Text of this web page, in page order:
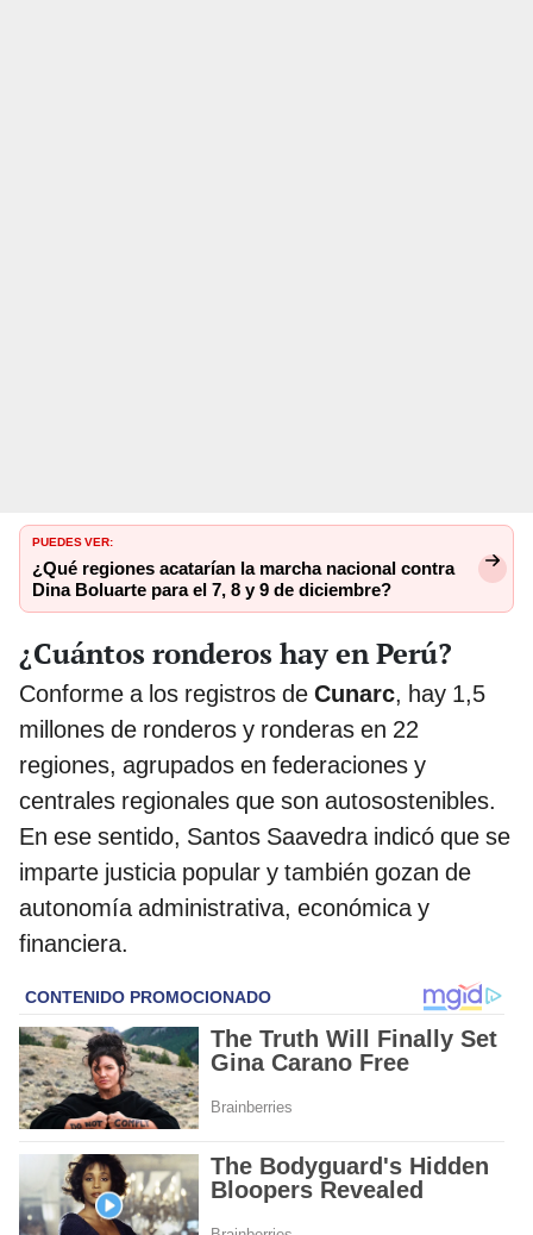
PUEDES VER:
¿Qué regiones acatarían la marcha nacional contra
Dina Boluarte para el 7, 8 y 9 de diciembre?
¿Cuántos ronderos hay en Perú?
Conforme a los registros de Cunarc, hay 1,5
millones de ronderos y ronderas en 22
regiones, agrupados en federaciones y
centrales regionales que son autosostenibles.
En ese sentido, Santos Saavedra indicó que se
imparte justicia popular y también gozan de
autonomía administrativa, económica y
financiera.